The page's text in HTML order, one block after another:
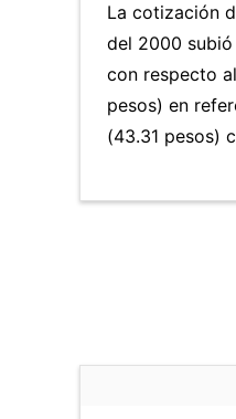
La cotización
del 2000
con respecto
pesos) en
(43.31 pesos)